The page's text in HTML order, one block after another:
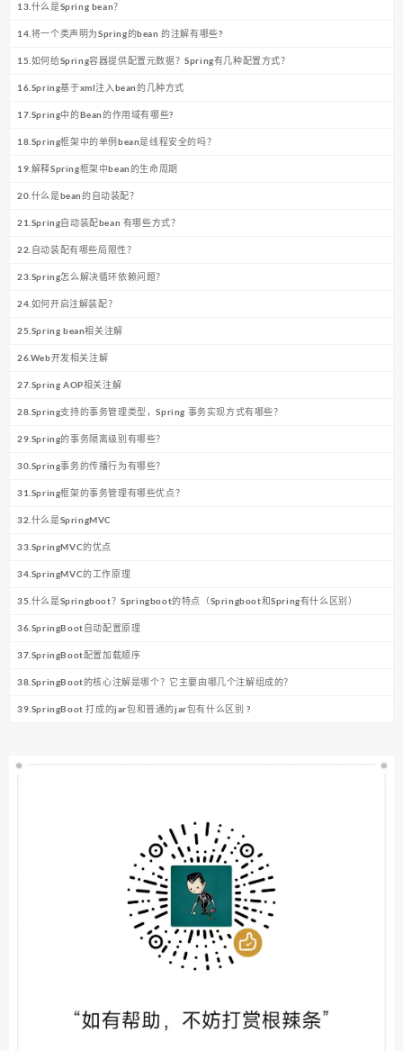
13.什么是Spring bean？
14.将一个类声明为Spring的bean 的注解有哪些?
15.如何给Spring容器提供配置元数据？Spring有几种配置方式？
16.Spring基于xml注入bean的几种方式
17.Spring中的Bean的作用域有哪些?
18.Spring框架中的单例bean是线程安全的吗？
19.解释Spring框架中bean的生命周期
20.什么是bean的自动装配？
21.Spring自动装配bean 有哪些方式？
22.自动装配有哪些局限性？
23.Spring怎么解决循环依赖问题？
24.如何开启注解装配？
25.Spring bean相关注解
26.Web开发相关注解
27.Spring AOP相关注解
28.Spring支持的事务管理类型，Spring 事务实现方式有哪些？
29.Spring的事务隔离级别有哪些？
30.Spring事务的传播行为有哪些？
31.Spring框架的事务管理有哪些优点？
32.什么是SpringMVC
33.SpringMVC的优点
34.SpringMVC的工作原理
35.什么是Springboot？Springboot的特点（Springboot和Spring有什么区别）
36.SpringBoot自动配置原理
37.SpringBoot配置加载顺序
38.SpringBoot的核心注解是哪个？它主要由哪几个注解组成的？
39.SpringBoot 打成的jar包和普通的jar包有什么区别 ?